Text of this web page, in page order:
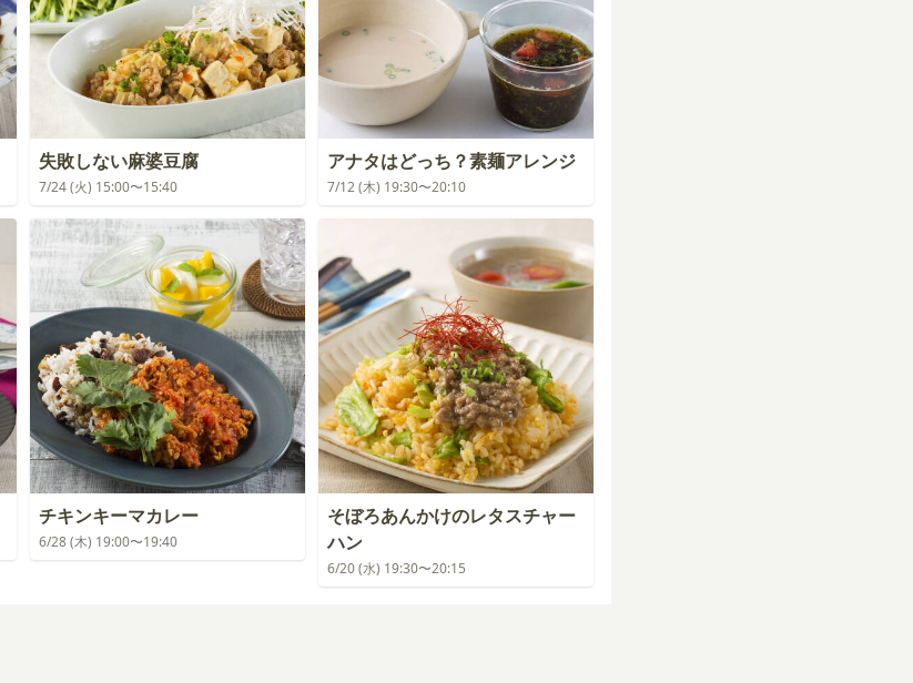
失敗しない麻婆豆腐
7/24 (火) 15:00〜15:40
アナタはどっち？素麺アレンジ
7/12 (木) 19:30〜20:10
チキンキーマカレー
6/28 (木) 19:00〜19:40
そぼろあんかけのレタスチャー
ハン
6/20 (水) 19:30〜20:15